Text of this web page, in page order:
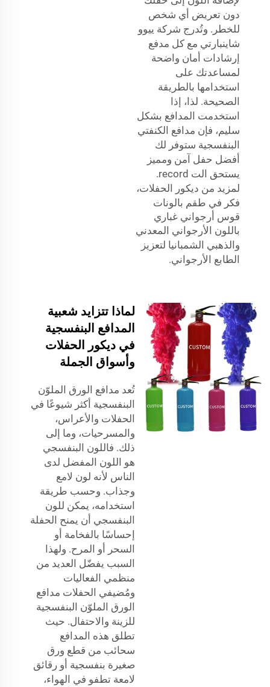
دون تعريض أي شخص
للخطر. وتُدرج شركة ييوو
شاينبارتي مع كل مدفع
إرشادات أمان واضحة
لمساعدتك على
استخدامها بالطريقة
الصحيحة. لذا، إذا
استخدمت المدافع بشكل
سليم، فإن مدافع الكنفتي
البنفسجية ستوفر لك
أفضل حفل آمن ومميز
يستحق الت record.
لمزيد من ديكور الحفلات،
فكر في طقم بالونات
قوس أرجواني غباري
باللون الأرجواني المعدني
والذهبي الشمبانيا لتعزيز
الطابع الأرجواني.
لماذا تتزايد شعبية
المدافع البنفسجية
في ديكور الحفلات
وأسواق الجملة
تُعد مدافع الورق الملوّن
البنفسجية أكثر شيوعًا في
الحفلات والأعراس،
والمسرحيات، وما إلى
ذلك. فاللون البنفسجي
هو اللون المفضل لدى
الناس لأنه لون لامع
وجذاب. وحسب طريقة
استخدامه، يمكن للون
البنفسجي أن يمنح الحفلة
إحساسًا بالفخامة أو
السحر أو المرح. ولهذا
السبب يفضّل العديد من
منظمي الفعاليات
ومُضيفي الحفلات مدافع
الورق الملوّن البنفسجية
للزينة والاحتفال. حيث
تطلق هذه المدافع
سحائب من قطع ورق
صغيرة بنفسجية أو رقائق
لامعة تطفو في الهواء،